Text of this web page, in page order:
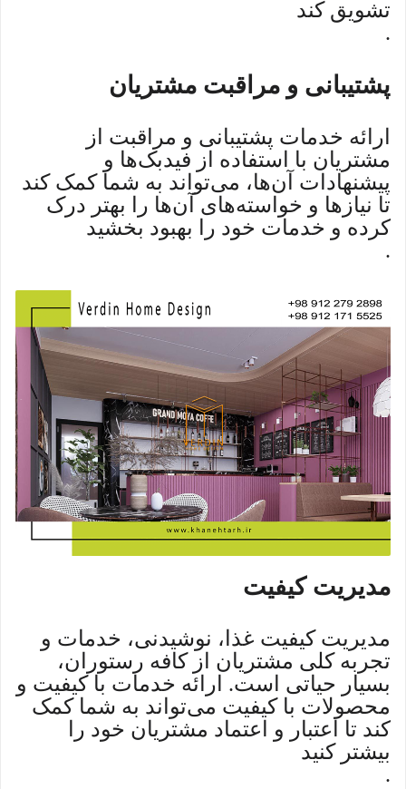
تشویق کند
.
پشتیبانی و مراقبت مشتریان
ارائه خدمات پشتیبانی و مراقبت از
مشتریان با استفاده از فیدبک‌ها و
پیشنهادات آن‌ها، می‌تواند به شما کمک کند
تا نیازها و خواسته‌های آن‌ها را بهتر درک
کرده و خدمات خود را بهبود بخشید
.
مدیریت کیفیت
مدیریت کیفیت غذا، نوشیدنی، خدمات و
تجربه کلی مشتریان از کافه رستوران،
بسیار حیاتی است. ارائه خدمات با کیفیت و
محصولات با کیفیت می‌تواند به شما کمک
کند تا اعتبار و اعتماد مشتریان خود را
بیشتر کنید
.